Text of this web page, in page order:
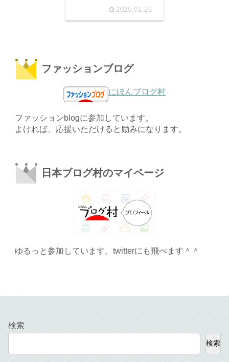
2025.01.26
ファッションブログ
にほんブログ村
ファッションblogに参加しています。
よければ、応援いただけると励みになります。
日本ブログ村のマイページ
ゆるっと参加しています。twitterにも飛べます＾＾
検索
検索